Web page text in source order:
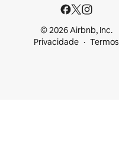
© 2026 Airbnb, Inc.
Privacidade
Termos